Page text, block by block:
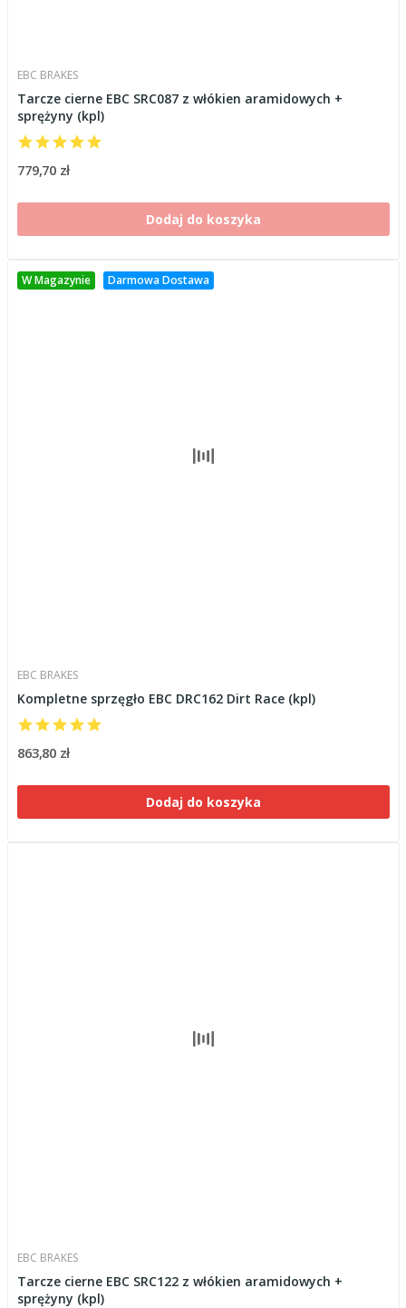
EBC BRAKES
Tarcze cierne EBC SRC087 z włókien aramidowych +
sprężyny (kpl)
779,70 zł
Dodaj do koszyka
W Magazynie Darmowa Dostawa
EBC BRAKES
Kompletne sprzęgło EBC DRC162 Dirt Race (kpl)
863,80 zł
Dodaj do koszyka
EBC BRAKES
Tarcze cierne EBC SRC122 z włókien aramidowych +
sprężyny (kpl)